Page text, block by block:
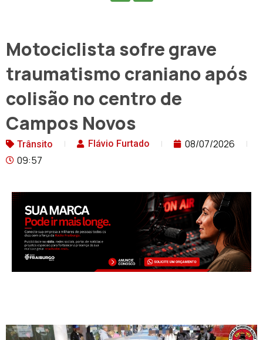
Motociclista sofre grave
traumatismo craniano após
colisão no centro de
Campos Novos
Trânsito Flávio Furtado
08/07/2026
09:57